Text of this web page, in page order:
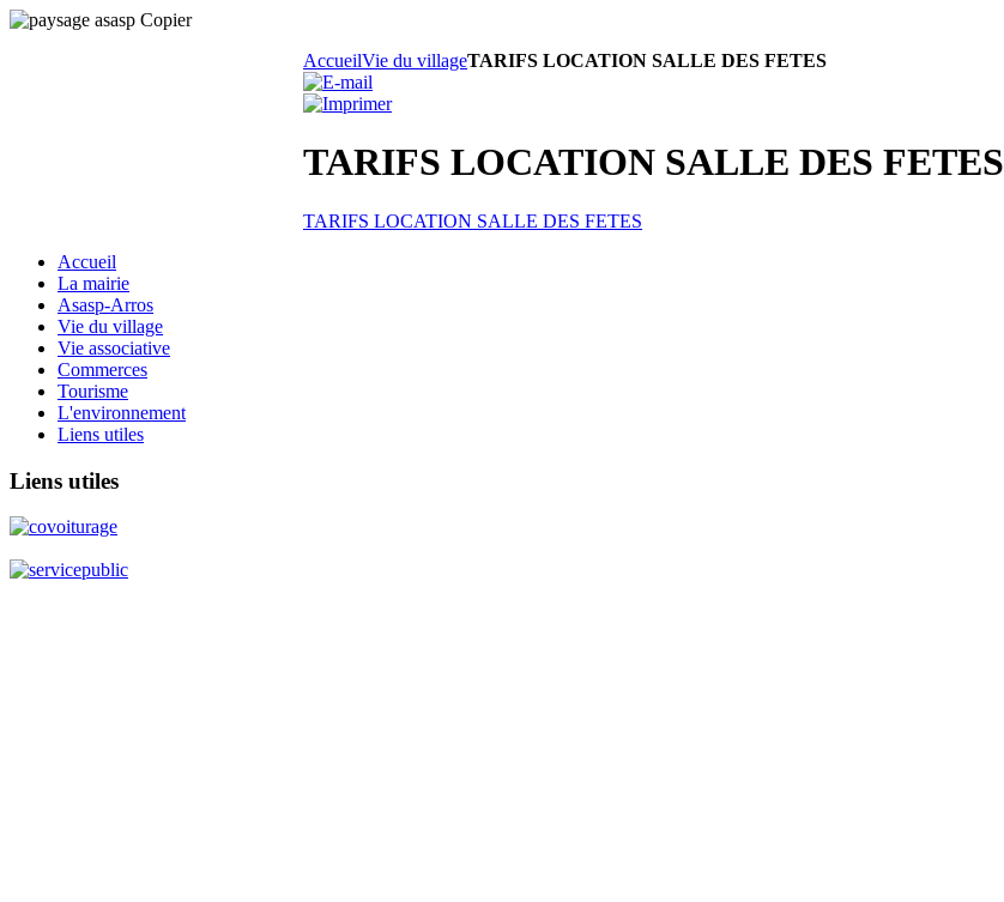
AccueilVie du villageTARIFS LOCATION SALLE DES FETES
TARIFS LOCATION SALLE DES FETES
TARIFS LOCATION SALLE DES FETES
Accueil
La mairie
Asasp-Arros
Vie du village
Vie associative
Commerces
Tourisme
L'environnement
Liens utiles
Liens utiles